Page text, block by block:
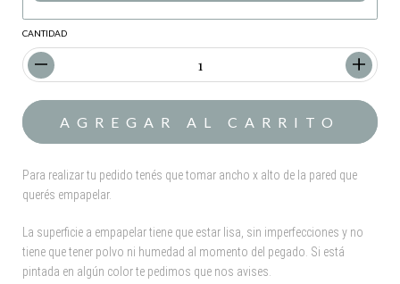
CANTIDAD
Para realizar tu pedido tenés que tomar ancho x alto de la pared que
querés empapelar.
La superficie a empapelar tiene que estar lisa, sin imperfecciones y no
tiene que tener polvo ni humedad al momento del pegado. Si está
pintada en algún color te pedimos que nos avises.